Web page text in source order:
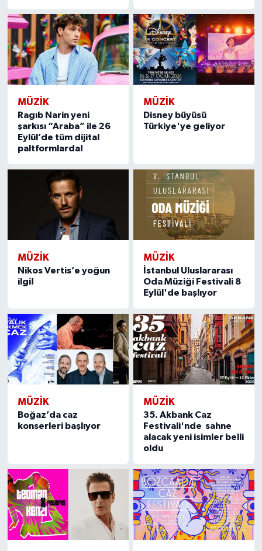
MÜZİK
Ragıb Narin yeni
şarkısı “Araba” ile 26
Eylül’de tüm dijital
paltformlarda!
MÜZİK
Disney büyüsü
Türkiye'ye geliyor
MÜZİK
Nikos Vertis’e yoğun
ilgi!
MÜZİK
İstanbul Uluslararası
Oda Müziği Festivali 8
Eylül'de başlıyor
MÜZİK
Boğaz’da caz
konserleri başlıyor
MÜZİK
35. Akbank Caz
Festivali'nde sahne
alacak yeni isimler belli
oldu